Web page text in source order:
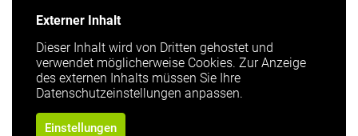
Externer Inhalt
Dieser Inhalt wird von Dritten gehostet und
verwendet möglicherweise Cookies. Zur Anzeige
des externen Inhalts müssen Sie Ihre
Datenschutzeinstellungen anpassen.
Einstellungen